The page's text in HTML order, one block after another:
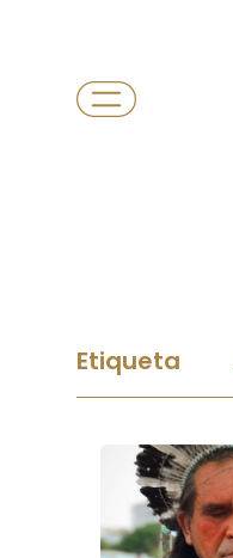
Etiqueta